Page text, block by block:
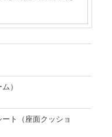
）
ト（座面クッショ